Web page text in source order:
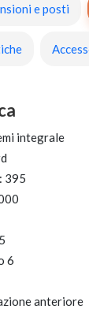
e posti
integrale
395
6
anteriore